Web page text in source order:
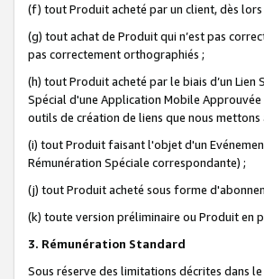
(f) tout Produit acheté par un client, dès
(g) tout achat de Produit qui n’est pas
pas correctement orthographiés ;
(h) tout Produit acheté par le biais d’un
Spécial d'une Application Mobile Approuvée
outils de création de liens que nous
(i) tout Produit faisant l'objet d'un
Rémunération Spéciale correspondante) ;
(j) tout Produit acheté sous forme
(k) toute version préliminaire ou Produit en
3. Rémunération Standard
Sous réserve des limitations décrites dans